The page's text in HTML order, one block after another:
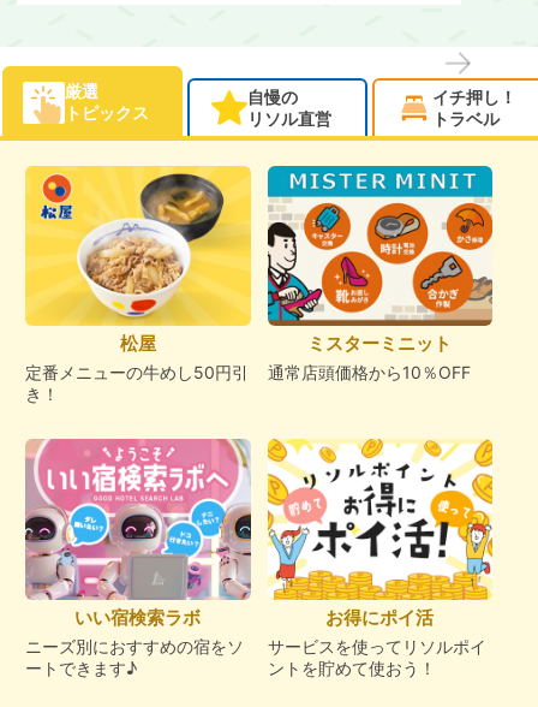
厳選
トピックス
自慢の
リソル直営
イチ押し！
トラベル
→
松屋
定番メニューの牛めし50円引
き！
ミスターミニット
通常店頭価格から10％OFF
いい宿検索ラボ
ニーズ別におすすめの宿をソ
ートできます♪
お得にポイ活
サービスを使ってリソルポイ
ントを貯めて使おう！